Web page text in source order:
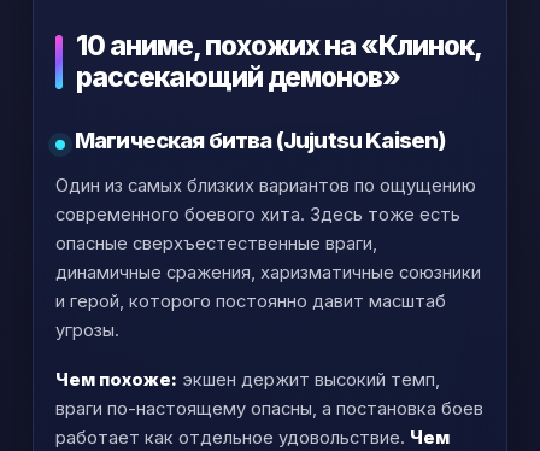
10 аниме, похожих на «Клинок,
рассекающий демонов»
Магическая битва (Jujutsu Kaisen)
Один из самых близких вариантов по ощущению
современного боевого хита. Здесь тоже есть
опасные сверхъестественные враги,
динамичные сражения, харизматичные союзники
и герой, которого постоянно давит масштаб
угрозы.
Чем похоже: экшен держит высокий темп,
враги по-настоящему опасны, а постановка боев
работает как отдельное удовольствие. Чем